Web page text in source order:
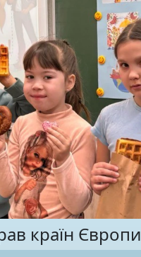
країн Європи